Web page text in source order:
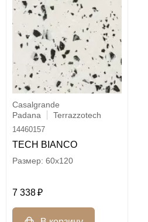
Casalgrande
Padana
Terrazzotech
14460157
TECH BIANCO
60x120
7 338